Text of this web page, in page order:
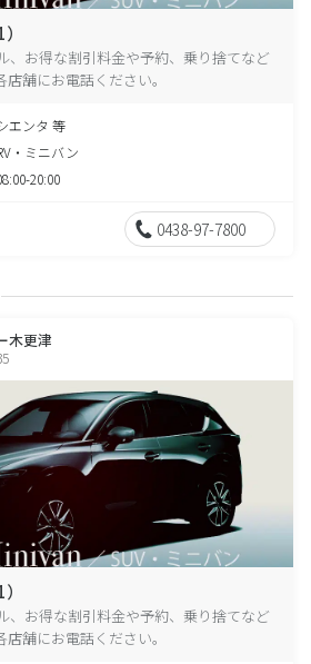
、お得な割引料金や予約、乗り捨てなど
舗にお電話ください。
エンタ 等
・ミニバン
20:00
0438-97-7800
木更津
、お得な割引料金や予約、乗り捨てなど
舗にお電話ください。